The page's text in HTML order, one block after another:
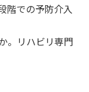
階での予防介入
リハビリ専門